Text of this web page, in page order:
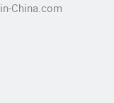
China.com